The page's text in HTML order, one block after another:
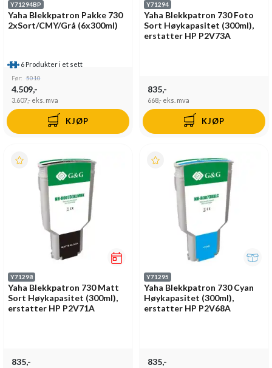
Y71294BP
Yaha Blekkpatron Pakke 730
2xSort/CMY/Grå (6x300ml)
6 Produkter i et sett
Før: 5010
4.509,-
3.607,- eks. mva
KJØP
Y71294
Yaha Blekkpatron 730 Foto
Sort Høykapasitet (300ml),
erstatter HP P2V73A
835,-
668,- eks. mva
KJØP
Y71298
Yaha Blekkpatron 730 Matt
Sort Høykapasitet (300ml),
erstatter HP P2V71A
835,-
Y71295
Yaha Blekkpatron 730 Cyan
Høykapasitet (300ml),
erstatter HP P2V68A
835,-